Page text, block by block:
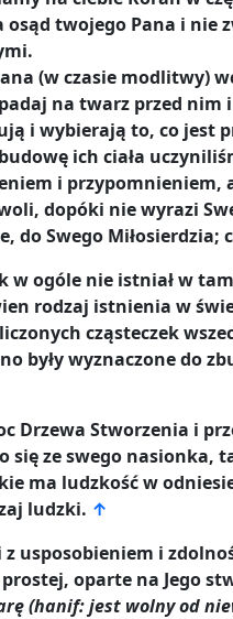
osąd twojego Pana i
(w czasie modlitwy)
na twarz przed nim
i wybierają to, co jest
ich ciała
i przypomnieniem,
dopóki nie wyrazi
do Swego
w ogóle nie istniał w
rodzaj istnienia w
cząsteczek
były wyznaczone do
Drzewa Stworzenia i
się ze swego
ma ludzkość w
ludzki. ↑
usposobieniem i
oparte na Jego
(hanif: jest wolny od